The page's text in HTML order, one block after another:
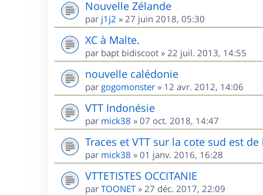
Nouvelle Zélande
par j1j2 » 27 juin 2018, 05:30
XC à Malte.
par bapt bidiscoot » 22 juil. 2013, 14:55
nouvelle calédonie
par gogomonster » 12 avr. 2012, 14:06
VTT Indonésie
par mick38 » 07 oct. 2018, 14:47
Traces et VTT sur la cote sud est de
par mick38 » 01 janv. 2016, 16:28
VTTETISTES OCCITANIE
par TOONET» 27 déc. 2017, 22:09